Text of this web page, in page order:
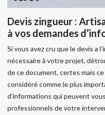
Devis zingueur :
à vos demandes
Si vous avez cru que le devis a
nécessaire à votre projet,
de ce document, certes mais ce
considéré comme le plus
d’informations qui peuvent
professionnels de votre